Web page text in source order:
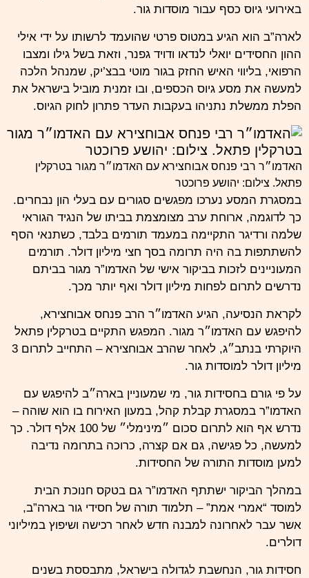
באירועי גיוס כסף עבור מוסדות גור.
לארה”ב הוא הגיע במטוס פרטי שהועמד לרשותו על ידי אילי
ההון החסידים יואלי לנדאו ודויד גפנר, וזאת בשל גילו ומצבו
הרפואי, בליווי האיש החזק בגור מוטי בבצ’יק, שמנהל הלכה
למעשה את מסע גיוס הכספים, ובו זמנית מוביל בישראל את
הפלת ממשלת נתניהו בעקבות העדר פתרון לחוק הגיוס.
האדמו״ר רבי פנחס אבוחצירא עם האדמו״ר מגור בטרקלין
פתאל. צילום: יהושע פרוכטר
במסגרת המסע נערכו מפגשים סגורים עם בעלי הון נבחרים.
כך לדוגמה, ארוחת ערב מצומצמת בביתו של הנגיד הגוראי
שלמה ורדיגר התקיימה במעמד תורמים בלבד, כשתנאי הסף
להשתתפות בה היה תרומה בסך חצי מיליון דולר. תורמים
המעוניינים לזכות בביקור אישי של האדמו”ר מגור בביתם
נדרשים לתרום לפחות מיליון דולר ואף יותר מכך.
לקראת הנסיעה, הגיע האדמו״ר הרב פנחס אבוחצירא,
להיפגש עם האדמו״ר מגור. המפגש התקיים בטרקלין פתאל
היוקרתי בנתב״ג, לאחר שהרב אבוחצירא – התחייב לתרום 3
מיליון דולר למוסדות גור.
על פי גורם בחסידות גור, מי שמעוניין בארה״ב להיפגש עם
האדמו”ר במסגרת קבלת קהל, במעון האירוח בו הוא שוהה –
נדרש אף הוא לתרום סכום ״מינימלי״ של 100 אלף דולר. כך
למעשה, כל פגישה, גם אם קצרה, כרוכה בתרומה נדיבה
למען מוסדות התורה של החסידות.
במהלך הביקור ישתתף האדמו”ר גם בטקס חנוכת הבית
למוסד “אמרי אמת” – תלמוד תורה של חסידי גור בארה”ב,
אשר עבר לאחרונה למבנה חדש לאחר רכישה ושיפוץ במיליוני
דולרים.
חסידות גור, הנחשבת לגדולה בישראל, מתבססת בשנים